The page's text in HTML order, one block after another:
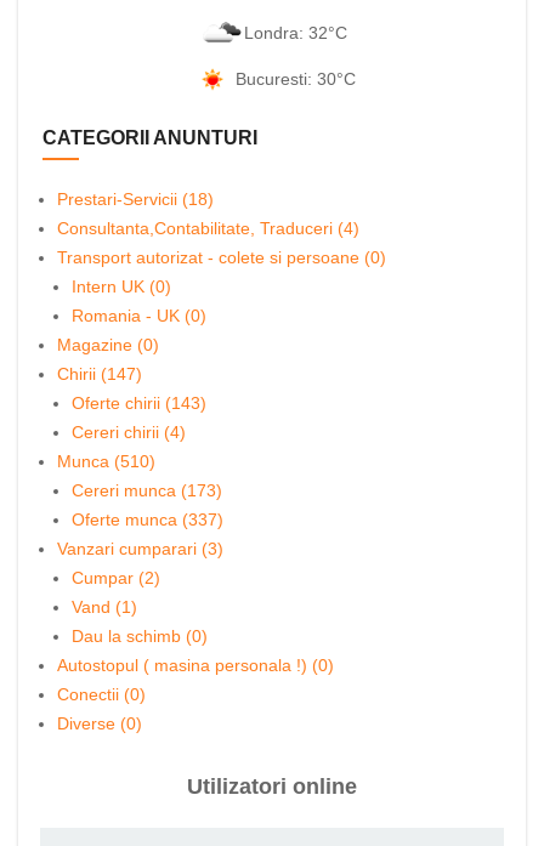
Londra: 32°C
Bucuresti: 30°C
CATEGORII ANUNTURI
Prestari-Servicii (18)
Consultanta,Contabilitate, Traduceri (4)
Transport autorizat - colete si persoane (0)
Intern UK (0)
Romania - UK (0)
Magazine (0)
Chirii (147)
Oferte chirii (143)
Cereri chirii (4)
Munca (510)
Cereri munca (173)
Oferte munca (337)
Vanzari cumparari (3)
Cumpar (2)
Vand (1)
Dau la schimb (0)
Autostopul ( masina personala !) (0)
Conectii (0)
Diverse (0)
Utilizatori online